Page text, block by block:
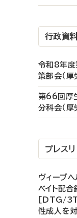
行政資
令和8年度
策部会（厚
第66回厚
分科会（厚
プレスリ
ヴィーブ
ベイト配合
［DTG/
性成人を